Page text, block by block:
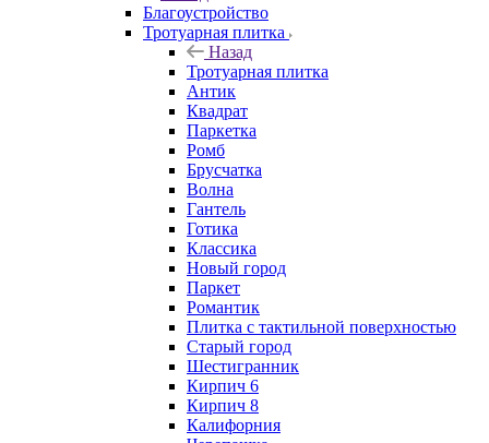
Благоустройство
Тротуарная плитка
Назад
Тротуарная плитка
Антик
Квадрат
Паркетка
Ромб
Брусчатка
Волна
Гантель
Готика
Классика
Новый город
Паркет
Романтик
Плитка с тактильной поверхностью
Старый город
Шестигранник
Кирпич 6
Кирпич 8
Калифорния